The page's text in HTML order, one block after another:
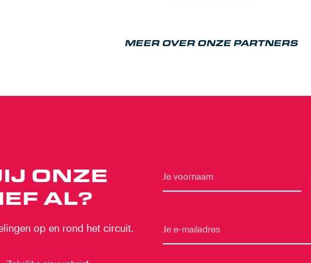
MEER OVER ONZE PARTNERS
ONZE
AL?
op en rond het circuit.